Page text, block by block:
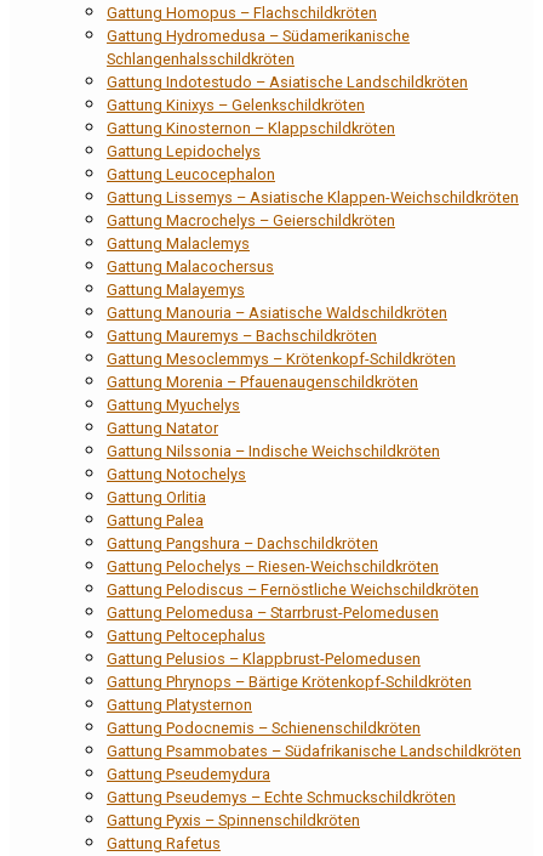
Gattung Homopus – Flachschildkröten
Gattung Hydromedusa – Südamerikanische
Schlangenhalsschildkröten
Gattung Indotestudo – Asiatische Landschildkröten
Gattung Kinixys – Gelenkschildkröten
Gattung Kinosternon – Klappschildkröten
Gattung Lepidochelys
Gattung Leucocephalon
Gattung Lissemys – Asiatische Klappen-Weichschildkröten
Gattung Macrochelys – Geierschildkröten
Gattung Malaclemys
Gattung Malacochersus
Gattung Malayemys
Gattung Manouria – Asiatische Waldschildkröten
Gattung Mauremys – Bachschildkröten
Gattung Mesoclemmys – Krötenkopf-Schildkröten
Gattung Morenia – Pfauenaugenschildkröten
Gattung Myuchelys
Gattung Natator
Gattung Nilssonia – Indische Weichschildkröten
Gattung Notochelys
Gattung Orlitia
Gattung Palea
Gattung Pangshura – Dachschildkröten
Gattung Pelochelys – Riesen-Weichschildkröten
Gattung Pelodiscus – Fernöstliche Weichschildkröten
Gattung Pelomedusa – Starrbrust-Pelomedusen
Gattung Peltocephalus
Gattung Pelusios – Klappbrust-Pelomedusen
Gattung Phrynops – Bärtige Krötenkopf-Schildkröten
Gattung Platysternon
Gattung Podocnemis – Schienenschildkröten
Gattung Psammobates – Südafrikanische Landschildkröten
Gattung Pseudemydura
Gattung Pseudemys – Echte Schmuckschildkröten
Gattung Pyxis – Spinnenschildkröten
Gattung Rafetus